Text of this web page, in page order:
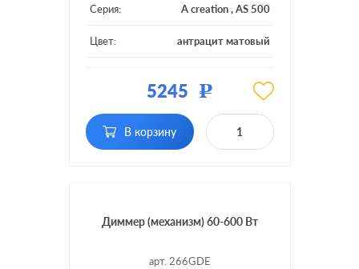
Серия: A creation,AS 500
Цвет: антрацит матовый
Включение:
клавишный, с
возможностью
5245 Р
В корзину
Диммер (механизм) 60-600 Вт
арт. 266GDE